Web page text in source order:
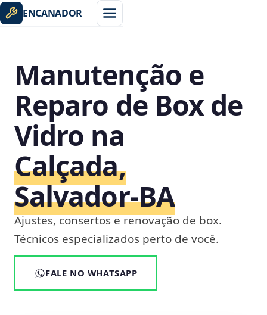
ENCANADOR
Manutenção e
Reparo de Box de
Vidro na
Calçada,
Salvador‑BA
Ajustes, consertos e renovação de box.
Técnicos especializados perto de você.
FALE NO WHATSAPP